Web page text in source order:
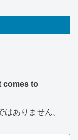
comes to
ありません。